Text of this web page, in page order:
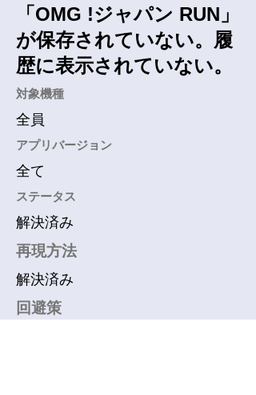
「OMG !ジャパン RUN」
が保存されていない。履
歴に表示されていない。
​対象機種
全員
アプリバージョン
全て
​ステータス
解決済み
再現方法
解決済み
回避策